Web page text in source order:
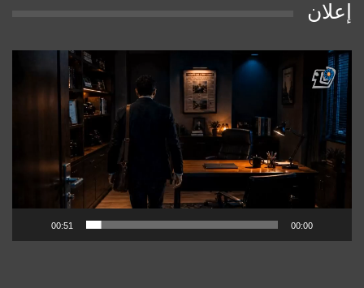
إعلان
مشغل
الفيديو
00:00
00:51